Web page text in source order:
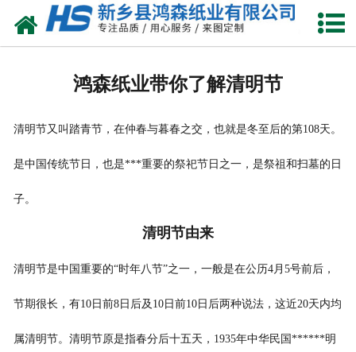
网站首页
资质荣誉
公司风采
联系我们
鸿森纸业带你了解清明节
清明节又叫踏青节，在仲春与暮春之交，也就是冬至后的第108天。
是中国传统节日，也是***重要的祭祀节日之一，是祭祖和扫墓的日
子。
清明节由来
清明节是中国重要的“时年八节”之一，一般是在公历4月5号前后，
节期很长，有10日前8日后及10日前10日后两种说法，这近20天内均
属清明节。清明节原是指春分后十五天，1935年中华民国******明